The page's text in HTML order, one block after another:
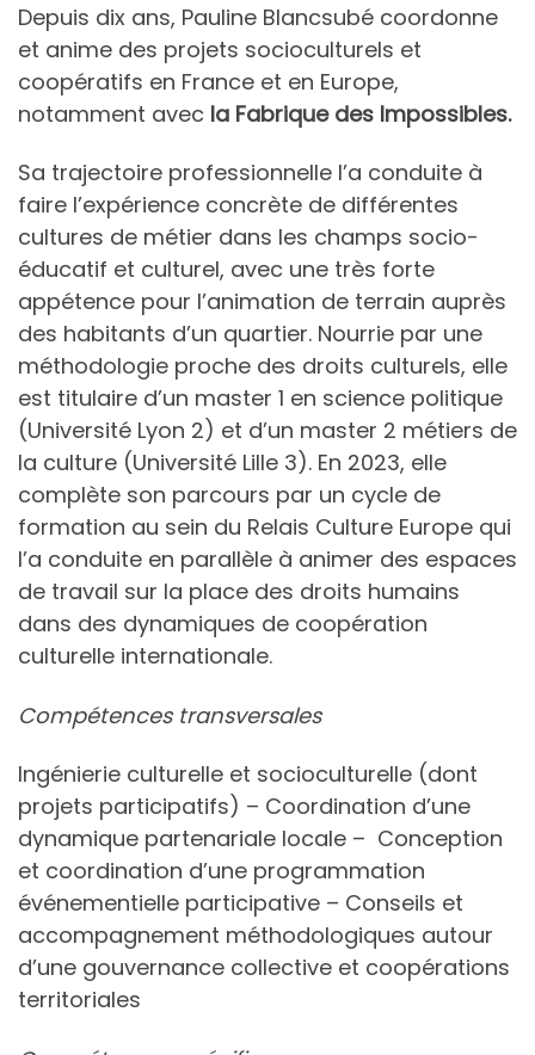
Depuis dix ans, Pauline Blancsubé coordonne
et anime des projets socioculturels et
coopératifs en France et en Europe,
notamment avec la Fabrique des Impossibles.
Sa trajectoire professionnelle l’a conduite à
faire l’expérience concrète de différentes
cultures de métier dans les champs socio-
éducatif et culturel, avec une très forte
appétence pour l’animation de terrain auprès
des habitants d’un quartier. Nourrie par une
méthodologie proche des droits culturels, elle
est titulaire d’un master 1 en science politique
(Université Lyon 2) et d’un master 2 métiers de
la culture (Université Lille 3). En 2023, elle
complète son parcours par un cycle de
formation au sein du Relais Culture Europe qui
l’a conduite en parallèle à animer des espaces
de travail sur la place des droits humains
dans des dynamiques de coopération
culturelle internationale.
Compétences transversales
Ingénierie culturelle et socioculturelle (dont
projets participatifs) – Coordination d’une
dynamique partenariale locale – Conception
et coordination d’une programmation
événementielle participative – Conseils et
accompagnement méthodologiques autour
d’une gouvernance collective et coopérations
territoriales